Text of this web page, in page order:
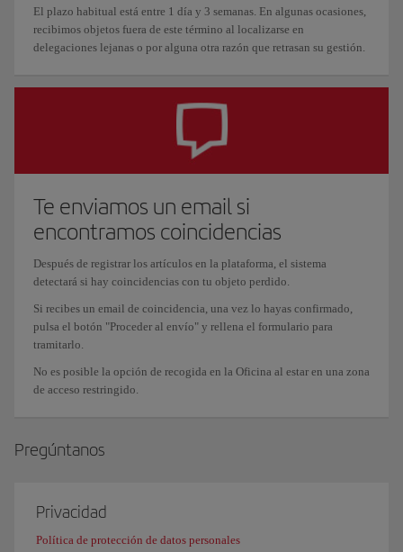
El plazo habitual está entre 1 día y 3 semanas. En algunas ocasiones,
recibimos objetos fuera de este término al localizarse en
delegaciones lejanas o por alguna otra razón que retrasan su gestión.
Te enviamos un email si
encontramos coincidencias
Después de registrar los artículos en la plataforma, el sistema
detectará si hay coincidencias con tu objeto perdido.
Si recibes un email de coincidencia, una vez lo hayas confirmado,
pulsa el botón "Proceder al envío" y rellena el formulario para
tramitarlo.
No es posible la opción de recogida en la Oficina al estar en una zona
de acceso restringido.
Pregúntanos
Privacidad
Política de protección de datos personales